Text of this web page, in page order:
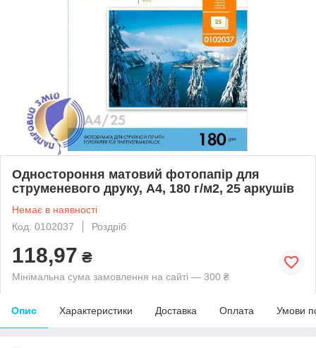
Одностороння матовий фотопапір для
струменевого друку, A4, 180 г/м2, 25 аркушів
Немає в наявності
Код: 0102037
Роздріб
118,97 ₴
Мінімальна сума замовлення на сайті — 300 ₴
Опис Характеристики Доставка Оплата Умови